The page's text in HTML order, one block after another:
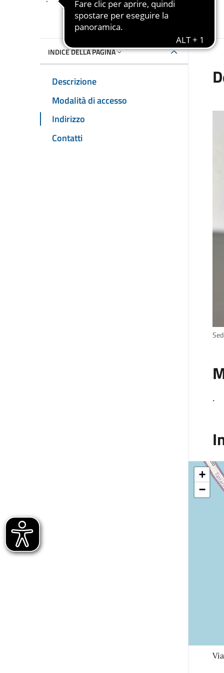
INDICE DELLA PAGINA
Descrizione
Modalità di accesso
Indirizzo
Contatti
.
+
−